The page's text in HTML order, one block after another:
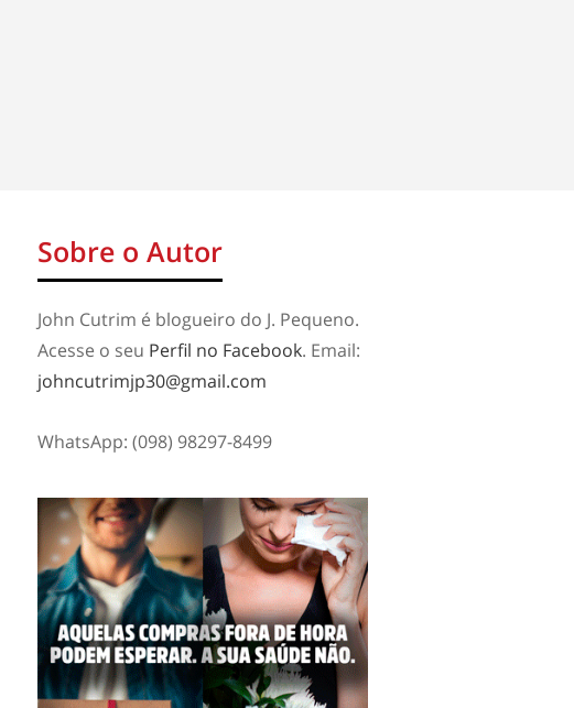
Sobre o Autor
John Cutrim é blogueiro do J. Pequeno.
Acesse o seu Perfil no Facebook. Email:
johncutrimjp30@gmail.com
WhatsApp: (098) 98297-8499